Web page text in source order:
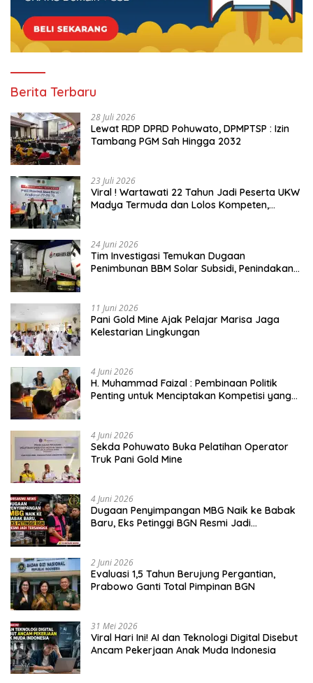
Berita Terbaru
28 Juli 2026
Lewat RDP DPRD Pohuwato, DPMPTSP : Izin
Tambang PGM Sah Hingga 2032
23 Juli 2026
Viral ! Wartawati 22 Tahun Jadi Peserta UKW
Madya Termuda dan Lolos Kompeten,
24 Juni 2026
Tim Investigasi Temukan Dugaan
Penimbunan BBM Solar Subsidi, Penindakan
11 Juni 2026
Pani Gold Mine Ajak Pelajar Marisa Jaga
Kelestarian Lingkungan
4 Juni 2026
H. Muhammad Faizal : Pembinaan Politik
Penting untuk Menciptakan Kompetisi yang
4 Juni 2026
Sekda Pohuwato Buka Pelatihan Operator
Truk Pani Gold Mine
4 Juni 2026
Dugaan Penyimpangan MBG Naik ke Babak
Baru, Eks Petinggi BGN Resmi Jadi
2 Juni 2026
Evaluasi 1,5 Tahun Berujung Pergantian,
Prabowo Ganti Total Pimpinan BGN
31 Mei 2026
Viral Hari Ini! AI dan Teknologi Digital Disebut
Ancam Pekerjaan Anak Muda Indonesia